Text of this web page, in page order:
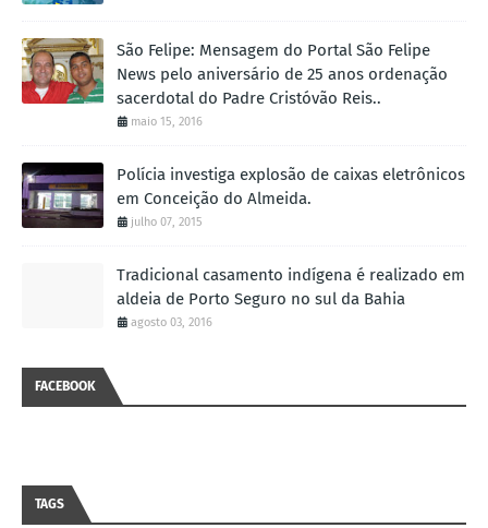
São Felipe: Mensagem do Portal São Felipe
News pelo aniversário de 25 anos ordenação
sacerdotal do Padre Cristóvão Reis..
maio 15, 2016
Polícia investiga explosão de caixas eletrônicos
em Conceição do Almeida.
julho 07, 2015
Tradicional casamento indígena é realizado em
aldeia de Porto Seguro no sul da Bahia
agosto 03, 2016
FACEBOOK
TAGS